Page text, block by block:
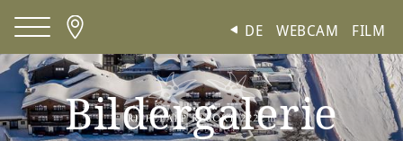
DE WEBCAM FILM
Bildergalerie